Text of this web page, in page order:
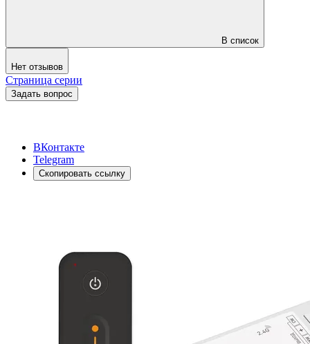
В список
Нет отзывов
Страница серии
Задать вопрос
ВКонтакте
Telegram
Скопировать ссылку